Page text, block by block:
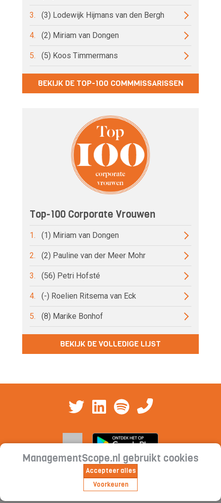
3. (3) Lodewijk Hijmans van den Bergh
4. (2) Miriam van Dongen
5. (5) Koos Timmermans
BEKIJK DE TOP-100 COMMMISSARISSEN
Top-100 Corporate Vrouwen
1. (1) Miriam van Dongen
2. (2) Pauline van der Meer Mohr
3. (56) Petri Hofsté
4. (-) Roelien Ritsema van Eck
5. (8) Marike Bonhof
BEKIJK DE VOLLEDIGE LIJST
Cookieverklaring | Privacyverklaring |
Abonnementsvoorwaarden
ManagementScope.nl gebruikt cookies
Accepteer alles
Voorkeuren